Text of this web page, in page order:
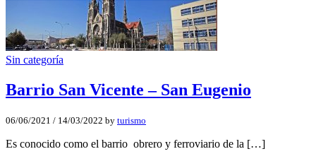
Sin categoría
Barrio San Vicente – San Eugenio
06/06/2021 / 14/03/2022 by turismo
Es conocido como el barrio obrero y ferroviario de la […]